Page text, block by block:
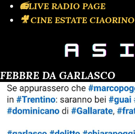
📻LIVE RADIO PAGE
🎥 CINE ESTATE CIAORINO
FEBBRE DA GARLASCO